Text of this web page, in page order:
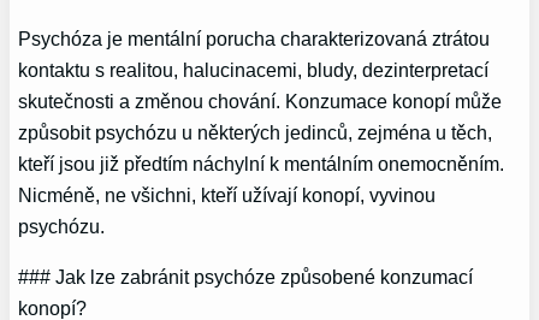
Psychóza je mentální porucha charakterizovaná ztrátou
kontaktu s realitou, halucinacemi, bludy, dezinterpretací
skutečnosti a změnou chování. Konzumace konopí může
způsobit psychózu u některých jedinců, zejména u těch,
kteří jsou již předtím náchylní k mentálním onemocněním.
Nicméně, ne všichni, kteří užívají konopí, vyvinou
psychózu.
### Jak lze zabránit psychóze způsobené konzumací
konopí?